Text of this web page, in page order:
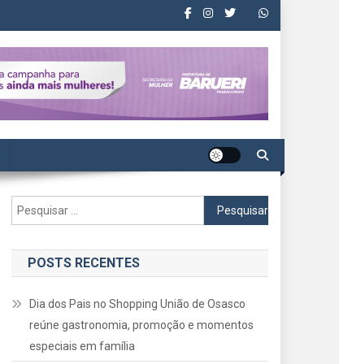
Pesquisar
por:
POSTS RECENTES
Dia dos Pais no Shopping União de Osasco
reúne gastronomia, promoção e momentos
especiais em família